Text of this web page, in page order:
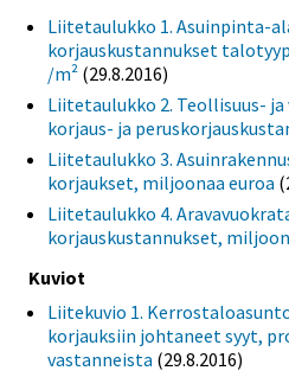
Liitetaulukko 1. Asuinpinta-
korjauskustannukset
/m² (29.8.2016)
Liitetaulukko 2. Teollisuus-
korjaus- ja
Liitetaulukko 3.
korjaukset, miljoonaa euroa
Liitetaulukko 4.
korjauskustannukset,
Kuviot
Liitekuvio 1.
korjauksiin johtaneet syyt,
vastanneista (29.8.2016)